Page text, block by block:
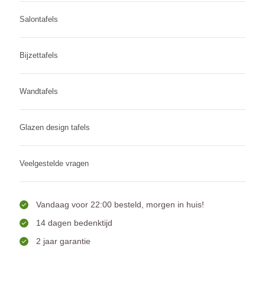
Salontafels
Bijzettafels
Wandtafels
Glazen design tafels
Veelgestelde vragen
Vandaag voor 22:00 besteld, morgen in huis!
14 dagen bedenktijd
2 jaar garantie